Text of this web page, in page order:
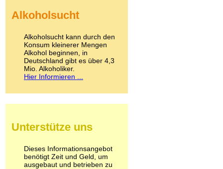
Kokain
LSD
Marihuana
Medikamente
Meskalin
Metamphetamin
Methadon
Pilze
Psychopharmaka
Schlafmittel
Schmerzmittel
Alkoholsucht
Alkoholsucht kann durch den
Konsum kleinerer Mengen
Alkohol beginnen, in
Deutschland gibt es über 4,3
Mio. Alkoholiker.
Hier Informieren ...
Unterstütze uns
Dieses Informationsangebot
benötigt Zeit und Geld, um
ausgebaut und betrieben zu